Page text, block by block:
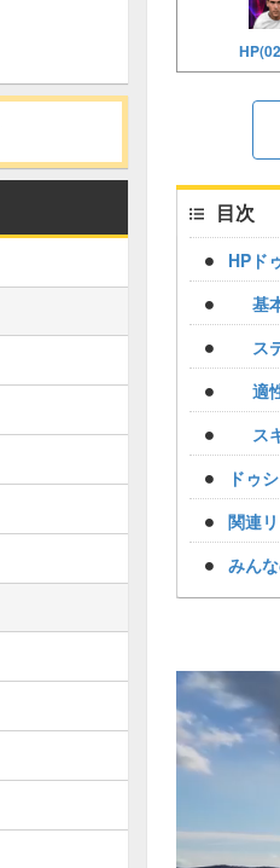
目次
HPド
基
ス
適
ス
ドゥ
関連
みん